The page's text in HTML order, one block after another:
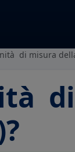
di misura